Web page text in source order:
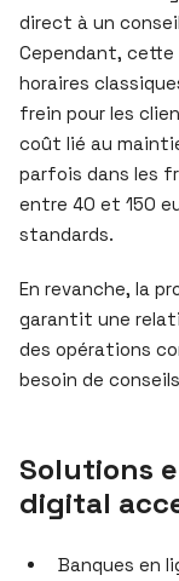
direct à un
Cependant,
horaires
frein pour les
coût lié au
parfois dans les
entre 40 et 150
standards.
En revanche, la
garantit une
des opérations
besoin de
Solutions
digital
Banques en